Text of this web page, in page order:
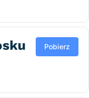
Pobierz